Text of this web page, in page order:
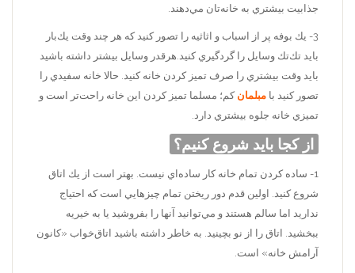
جذابيت بيشتري به خانه‌تان مي‌دهند.
3- يك بوفه پر از اسباب و اثاثيه را تصور كنيد كه هر چند وقت يك‌بار
بايد تك‌تك وسايل را گردگيري كنيد.‌هرقدر وسايل بيشتر داشته باشيد
بايد وقت بيشتري را صرف تميز كردن خانه كنيد. حالا خانه سفيدي را
تصور كنيد با مبلمان كم؛ مسلما تميز كردن اين خانه راحت‌تر است و
تميزي خانه جلوه بيشتري دارد.
از كجا بايد شروع كنيم؟
1- ساده كردن تمام خانه كار ساده‌اي نيست. بهتر است از يك اتاق
شروع كنيد. اولين قدم دور ريختن تمام چيزهايي است كه احتياج
نداريد اما سالم هستند و مي‌توانيد آنها را بفروشيد يا به خيريه
ببخشيد. اتاق را از نو بچينيد. به خاطر داشته باشيد اتاق‌خواب «كانون
آرامش خانه» است.